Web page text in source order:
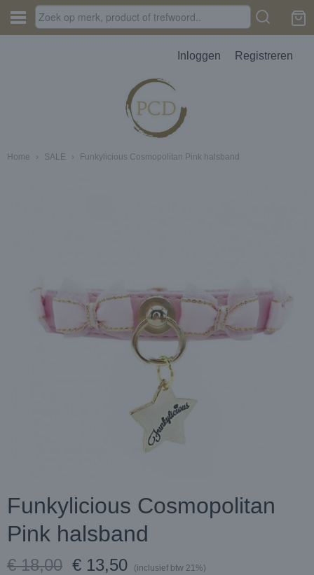
Inloggen Registreren
Home › SALE › Funkylicious Cosmopolitan Pink halsband
Funkylicious Cosmopolitan
Pink halsband
€ 18,00 € 13,50 (inclusief btw 21%)